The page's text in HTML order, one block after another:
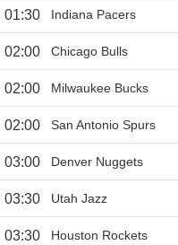
01:30 Indiana Pacers
02:00 Chicago Bulls
02:00 Milwaukee Bucks
02:00 San Antonio Spurs
03:00 Denver Nuggets
03:30 Utah Jazz
03:30 Houston Rockets